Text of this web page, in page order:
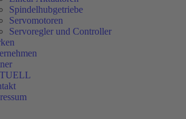
Spindelhubgetriebe
Servomotoren
Servoregler und Controller